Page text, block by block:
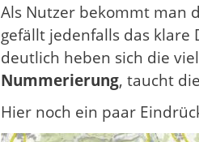
Als Nutzer bekommt man
gefällt jedenfalls das klare
deutlich heben sich die
Nummerierung, taucht
Hier noch ein paar